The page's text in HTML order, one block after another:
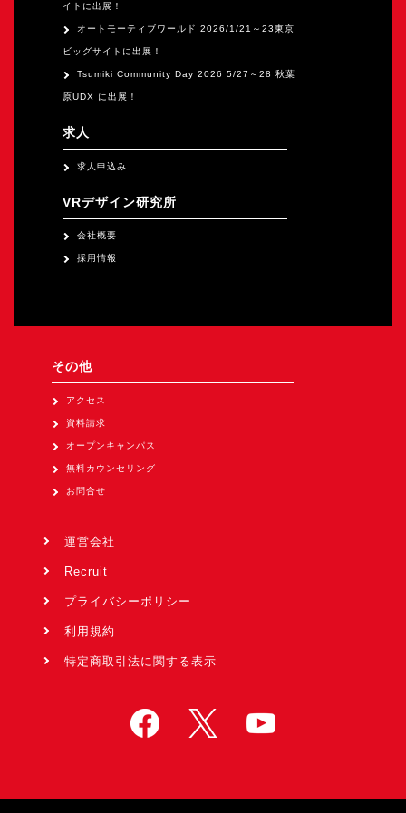
イトに出展！
オートモーティブワールド 2026/1/21～23東京
ビッグサイトに出展！
Tsumiki Community Day 2026 5/27～28 秋葉
原UDX に出展！
求人
求人申込み
VRデザイン研究所
会社概要
採用情報
その他
アクセス
資料請求
オープンキャンパス
無料カウンセリング
お問合せ
運営会社
Recruit
プライバシーポリシー
利用規約
特定商取引法に関する表示